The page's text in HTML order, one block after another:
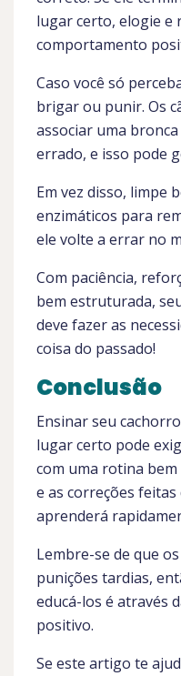
lugar certo, elogie e
comportamento
Caso você só
brigar ou punir. Os
associar uma
errado, e isso pode
Em vez disso, limpe
enzimáticos para
ele volte a errar no
Com paciência,
bem estruturada,
deve fazer as
coisa do passado!
Conclusão
Ensinar seu
lugar certo pode
com uma rotina
e as correções
aprenderá
Lembre-se de que
punições tardias,
educá-los é através
positivo.
Se este artigo te